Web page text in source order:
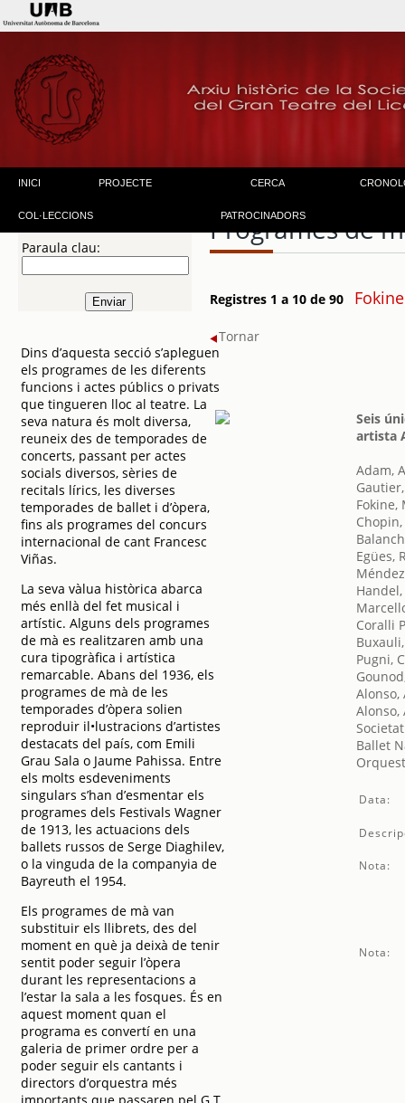
INICI PROJECTE CERCA
COL·LECCIONS PATROCINADORS
Paraula clau:
Dins d’aquesta secció s’apleguen
els programes de les diferents
funcions i actes públics o privats
que tingueren lloc al teatre. La
seva natura és molt diversa,
reuneix des de temporades de
concerts, passant per actes
socials diversos, sèries de
recitals lírics, les diverses
temporades de ballet i d’òpera,
fins als programes del concurs
internacional de cant Francesc
Viñas.
La seva vàlua històrica abarca
més enllà del fet musical i
artístic. Alguns dels programes
de mà es realitzaren amb una
cura tipogràfica i artística
remarcable. Abans del 1936, els
programes de mà de les
temporades d’òpera solien
reproduir il•lustracions d’artistes
destacats del país, com Emili
Grau Sala o Jaume Pahissa. Entre
els molts esdeveniments
singulars s’han d’esmentar els
programes dels Festivals Wagner
de 1913, les actuacions dels
ballets russos de Serge Diaghilev,
o la vinguda de la companyia de
Bayreuth el 1954.
Els programes de mà van
substituir els llibrets, des del
moment en què ja deixà de tenir
sentit poder seguir l’òpera
durant les representacions a
l’estar la sala a les fosques. És en
aquest moment quan el
programa es convertí en una
galeria de primer ordre per a
poder seguir els cantants i
directors d’orquestra més
Programes de
Registres 1 a 10 de 90
Tornar
Seis
artista
Adam,
Fokine,
Egües,
Coralli
Pugni,
Alonso,
Alonso,
Ballet
Data:
Nota:
Nota: